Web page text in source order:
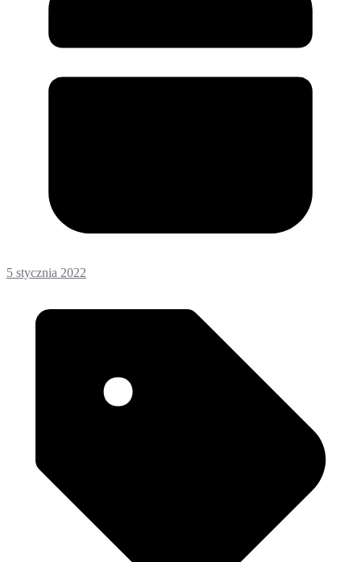
5 stycznia 2022